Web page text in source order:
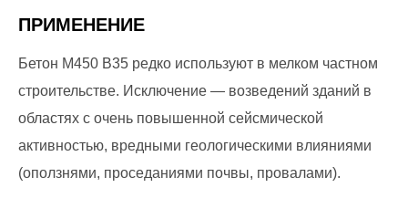
ПРИМЕНЕНИЕ
Бетон М450 В35 редко используют в мелком частном
строительстве. Исключение — возведений зданий в
областях с очень повышенной сейсмической
активностью, вредными геологическими влияниями
(оползнями, проседаниями почвы, провалами).